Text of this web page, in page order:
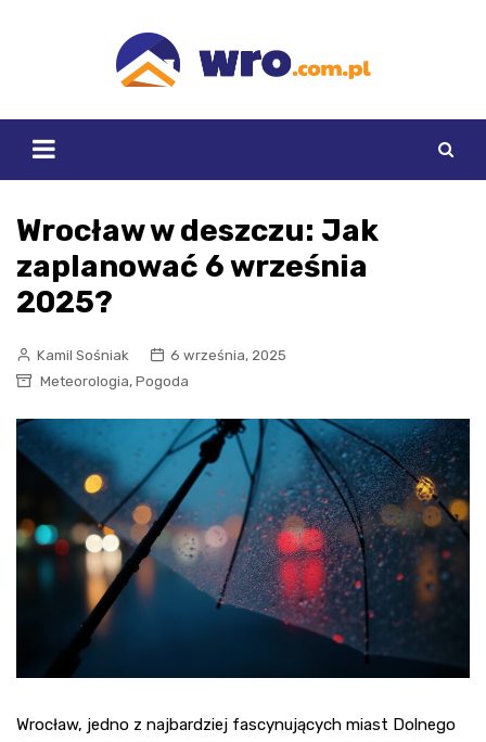
Wrocław w deszczu: Jak
zaplanować 6 września
2025?
Kamil Sośniak
6 września, 2025
Meteorologia, Pogoda
Wrocław, jedno z najbardziej fascynujących miast Dolnego